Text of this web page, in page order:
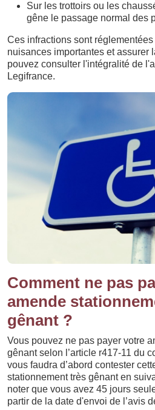
Sur les trottoirs ou les
gêne le passage normal des
Ces infractions sont
nuisances importantes et assurer
pouvez consulter l'intégralité de
Legifrance.
Comment ne pas
amende
gênant ?
Vous pouvez ne pas payer votre
gênant selon l’article r417-11 du
vous faudra d’abord contester
stationnement très gênant en
noter que vous avez 45 jours
partir de la date d'envoi de l’avis